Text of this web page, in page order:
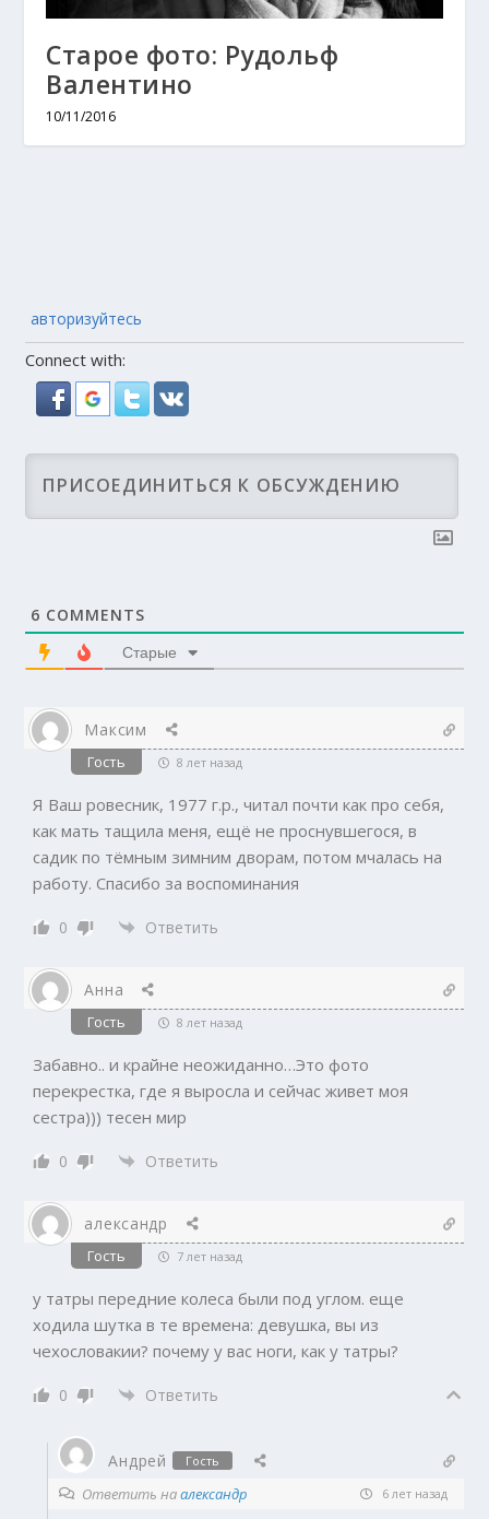
Старое фото: Рудольф
Валентино
10/11/2016
авторизуйтесь
Connect with:
6 COMMENTS
Старые
Максим
Гость 8 лет назад
Я Ваш ровесник, 1977 г.р., читал почти как про себя,
как мать тащила меня, ещё не проснувшегося, в
садик по тёмным зимним дворам, потом мчалась на
работу. Спасибо за воспоминания
0 Ответить
Анна
Гость 8 лет назад
Забавно.. и крайне неожиданно…Это фото
перекрестка, где я выросла и сейчас живет моя
сестра))) тесен мир
0 Ответить
александр
Гость 7 лет назад
у татры передние колеса были под углом. еще
ходила шутка в те времена: девушка, вы из
чехословакии? почему у вас ноги, как у татры?
0 Ответить
Андрей Гость
Ответить наалександр 6 лет назад